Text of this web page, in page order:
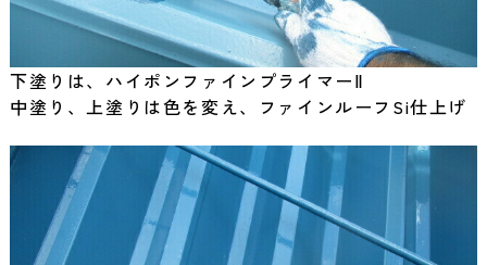
下塗りは、ハイポンファインプライマーⅡ
中塗り、上塗りは色を変え、ファインルーフSi仕上げ